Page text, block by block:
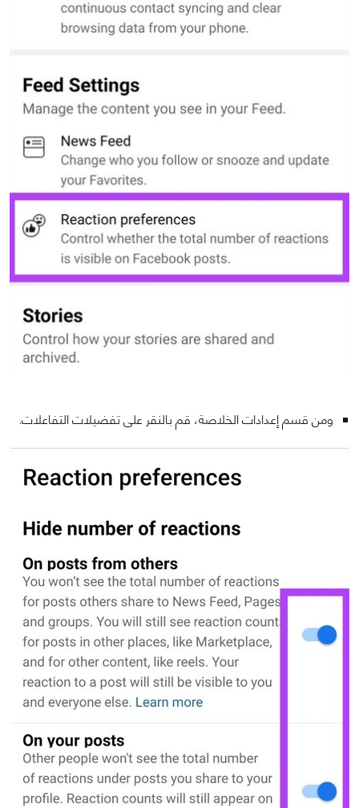
ومن قسم إعدادات الخلاصة، قم بالنقر على تفضيلات التفاعلات.